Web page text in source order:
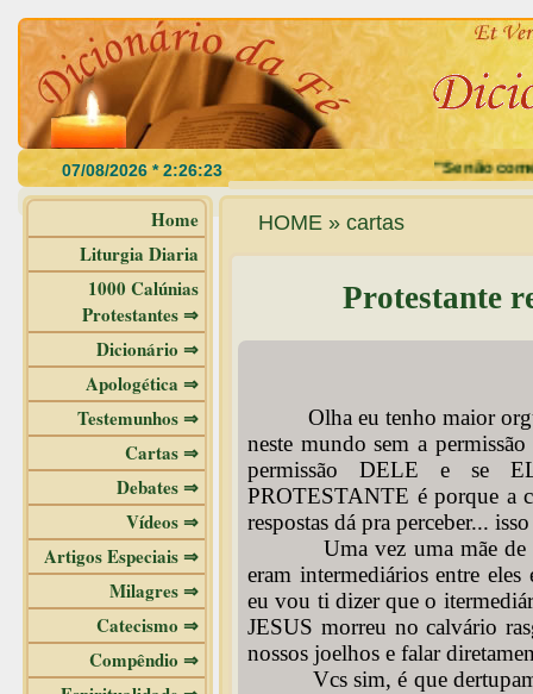
"Se não
Home
Liturgia Diaria
1000 Calúnias
Protestantes ⇒
Dicionário ⇒
Apologética ⇒
Testemunhos ⇒
Cartas ⇒
Debates ⇒
Vídeos ⇒
Artigos Especiais ⇒
Milagres ⇒
Catecismo ⇒
Compêndio ⇒
HOME » cartas
Protestante
Olha eu tenho maior
neste mundo sem a
permissão DELE e se
PROTESTANTE é porque a
respostas dá pra perceber...
Uma vez uma mãe de
eram intermediários entre
eu vou ti dizer que o
JESUS morreu no calvário
nossos joelhos e falar
Vcs sim, é que dertupam